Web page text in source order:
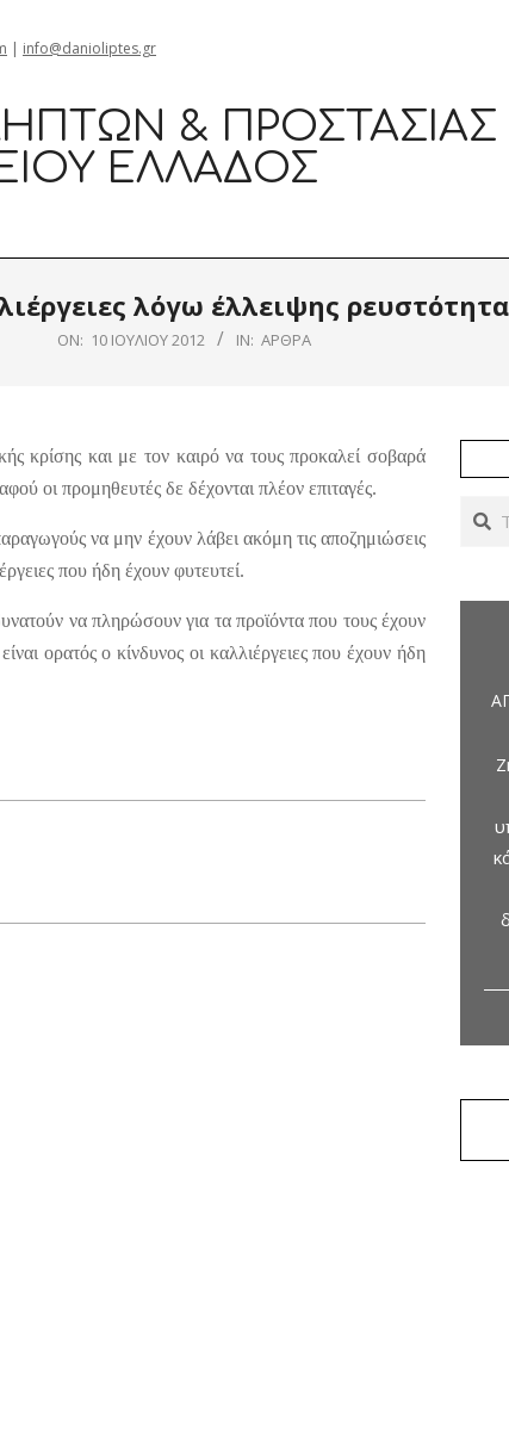
| info@danioliptes.gr
& ΠΡΟΣΤΑΣΊΑΣ
ΕΛΛΆΔΟΣ
λόγω έλλειψης
ON: 10 ΙΟΥΛΊΟΥ 2012 IN: ΆΡΘΡΑ
κρίσης και με τον καιρό να τους προκαλεί σοβαρά
οι προμηθευτές δε δέχονται πλέον επιταγές.
να μην έχουν λάβει ακόμη τις αποζημιώσεις
που ήδη έχουν φυτευτεί.
να πληρώσουν για τα προϊόντα που τους έχουν
ορατός ο κίνδυνος οι καλλιέργειες που έχουν ήδη
Search